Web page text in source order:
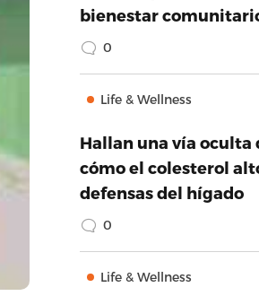
bienestar
0
Life & Wellness
Hallan una vía oculta
cómo el colesterol
defensas del hígado
0
Life & Wellness